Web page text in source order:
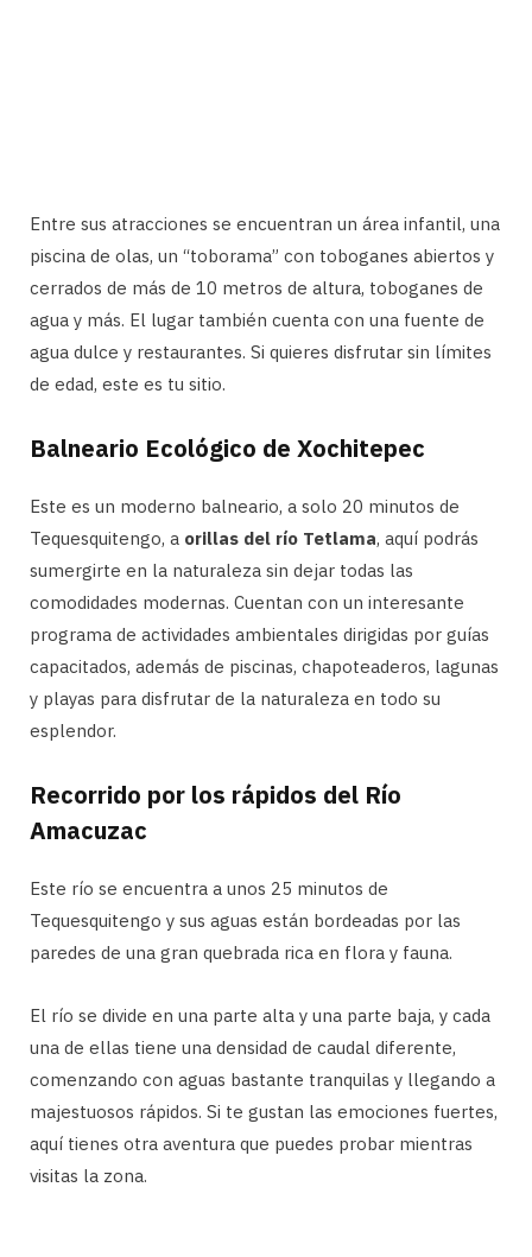
Entre sus atracciones se encuentran un área infantil, una
piscina de olas, un “toborama” con toboganes abiertos y
cerrados de más de 10 metros de altura, toboganes de
agua y más. El lugar también cuenta con una fuente de
agua dulce y restaurantes. Si quieres disfrutar sin límites
de edad, este es tu sitio.
Balneario Ecológico de Xochitepec
Este es un moderno balneario, a solo 20 minutos de
Tequesquitengo, a orillas del río Tetlama, aquí podrás
sumergirte en la naturaleza sin dejar todas las
comodidades modernas. Cuentan con un interesante
programa de actividades ambientales dirigidas por guías
capacitados, además de piscinas, chapoteaderos, lagunas
y playas para disfrutar de la naturaleza en todo su
esplendor.
Recorrido por los rápidos del Río
Amacuzac
Este río se encuentra a unos 25 minutos de
Tequesquitengo y sus aguas están bordeadas por las
paredes de una gran quebrada rica en flora y fauna.
El río se divide en una parte alta y una parte baja, y cada
una de ellas tiene una densidad de caudal diferente,
comenzando con aguas bastante tranquilas y llegando a
majestuosos rápidos. Si te gustan las emociones fuertes,
aquí tienes otra aventura que puedes probar mientras
visitas la zona.